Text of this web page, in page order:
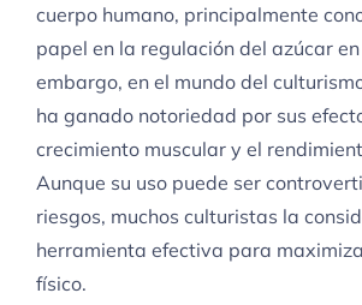
cuerpo humano, principalmente
papel en la regulación del azúcar
embargo, en el mundo del
ha ganado notoriedad por sus
crecimiento muscular y el
Aunque su uso puede ser
riesgos, muchos culturistas la
herramienta efectiva para
físico.